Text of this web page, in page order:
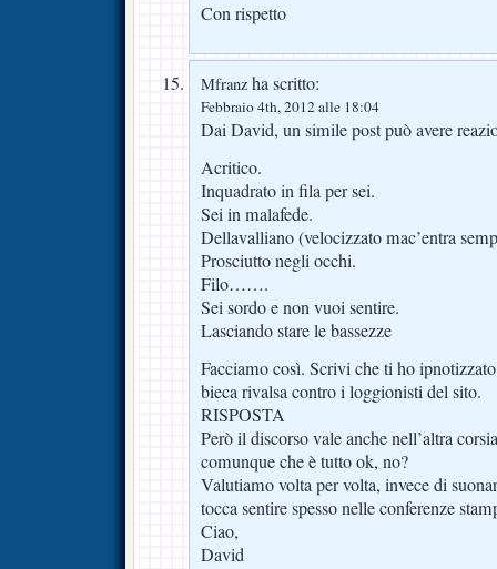
Con rispetto
Mfranz ha scritto:
Febbraio 4th, 2012 alle 18:04
Dai David, un simile post può avere
Acritico.
Inquadrato in fila per sei.
Sei in malafede.
Dellavalliano (velocizzato mac’entra
Prosciutto negli occhi.
Filo…….
Sei sordo e non vuoi sentire.
Lasciando stare le bassezze
Facciamo così. Scrivi che ti ho
bieca rivalsa contro i loggionisti del sito.
RISPOSTA
Però il discorso vale anche nell’altra
comunque che è tutto ok, no?
Valutiamo volta per volta, invece di
tocca sentire spesso nelle conferenze
Ciao,
David